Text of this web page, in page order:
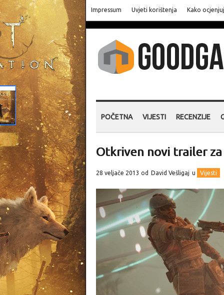
Impressum Uvjeti korištenja Kako
POČETNA VIJESTI RECENZIJE
Otkriven novi trailer
28 veljače 2013 od David Vešligaj u Vijesti